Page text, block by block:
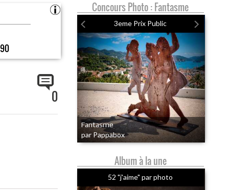
90
0
Concours Photo : Fantasme
3eme Prix Public
Fantasme
par Pappabox
Album à la une
52 "j'aime" par photo